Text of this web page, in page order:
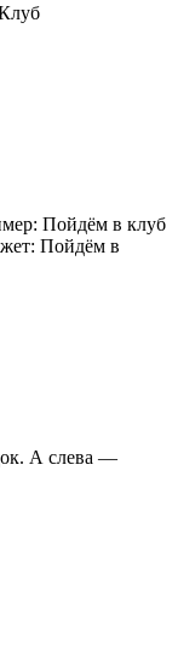
Пойдём в клуб
Пойдём в
А слева —